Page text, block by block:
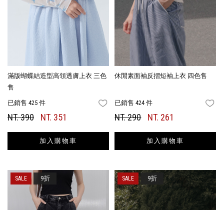
滿版蝴蝶結造型高領透膚上衣 三色
售
已銷售 425 件 FAVORITES
NT. 390 NT. 351
加入購物車
休閒素面袖反摺短袖上衣 四色售
已銷售 424 件
NT. 290 NT. 261
加入購物車
9折 9折